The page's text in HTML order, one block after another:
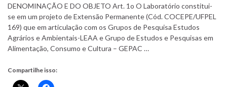
DENOMINAÇÃO E DO OBJETO Art. 1o O Laboratório constitui-
se em um projeto de Extensão Permanente (Cód. COCEPE/UFPEL
169) que em articulação com os Grupos de Pesquisa Estudos
Agrários e Ambientais-LEAA e Grupo de Estudos e Pesquisas em
Alimentação, Consumo e Cultura – GEPAC …
Compartilhe isso: